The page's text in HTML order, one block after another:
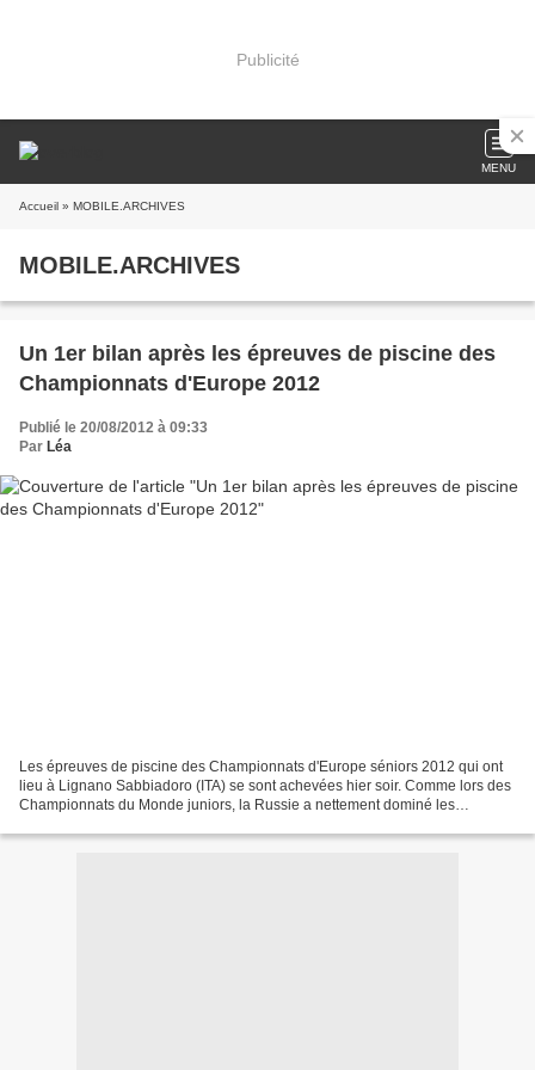
Publicité
MENU
Accueil » MOBILE.ARCHIVES
MOBILE.ARCHIVES
Un 1er bilan après les épreuves de piscine des
Championnats d'Europe 2012
Publié le 20/08/2012 à 09:33
Par Léa
Les épreuves de piscine des Championnats d'Europe séniors 2012 qui ont
lieu à Lignano Sabbiadoro (ITA) se sont achevées hier soir. Comme lors des
Championnats du Monde juniors, la Russie a nettement dominé les